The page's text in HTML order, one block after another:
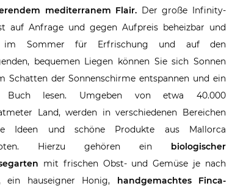
mediterranem Flair. Der große Infinity-
auf Anfrage und gegen Aufpreis beheizbar und
im Sommer für Erfrischung und auf den
bequemen Liegen können Sie sich Sonnen
Schatten der Sonnenschirme entspannen und ein
Buch lesen. Umgeben von etwa 40.000
Land, werden in verschiedenen Bereichen
Ideen und schöne Produkte aus Mallorca
Hierzu gehören ein biologischer
mit frischen Obst- und Gemüse je nach
ein hauseigner Honig, handgemachtes Finca-